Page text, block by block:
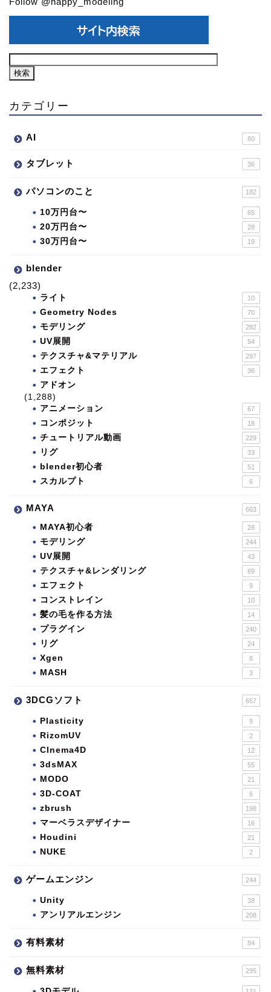
カテゴリー
AI 80
タブレット 36
パソコンのこと 182
10万円台〜 65
20万円台〜 28
30万円台〜 19
blender
(2,233)
ライト 10
Geometry Nodes 70
モデリング 282
UV展開 54
テクスチャ&マテリアル 297
エフェクト 36
アドオン
(1,288)
アニメーション
67
コンポジット 18
チュートリアル動画 229
リグ 33
blender初心者 51
スカルプト 6
MAYA 663
MAYA初心者 28
モデリング 244
UV展開 43
テクスチャ&レンダリング 69
エフェクト 9
コンストレイン 10
髪の毛を作る方法 14
プラグイン 240
リグ 24
Xgen 8
MASH 3
3DCGソフト 657
Plasticity 9
RizomUV 2
CInema4D 12
3dsMAX 55
MODO 21
3D-COAT 6
zbrush 198
マーベラスデザイナー 16
Houdini 21
NUKE 2
ゲームエンジン 244
Unity 38
アンリアルエンジン 208
有料素材 84
無料素材 295